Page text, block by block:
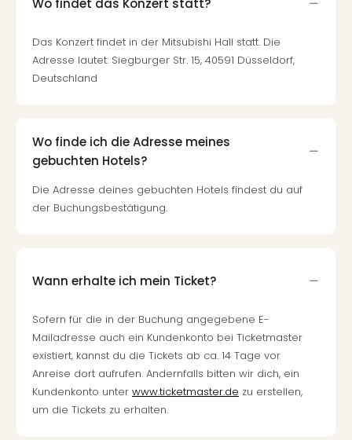
Das Konzert findet in der Mitsubishi Hall statt. Die
Adresse lautet: Siegburger Str. 15, 40591 Düsseldorf,
Deutschland
Wo finde ich die Adresse meines
gebuchten Hotels?
Die Adresse deines gebuchten Hotels findest du auf
der Buchungsbestätigung.
Wann erhalte ich mein Ticket?
Sofern für die in der Buchung angegebene E-
Mailadresse auch ein Kundenkonto bei Ticketmaster
existiert, kannst du die Tickets ab ca. 14 Tage vor
Anreise dort aufrufen. Andernfalls bitten wir dich, ein
Kundenkonto unter www.ticketmaster.de zu erstellen,
um die Tickets zu erhalten.